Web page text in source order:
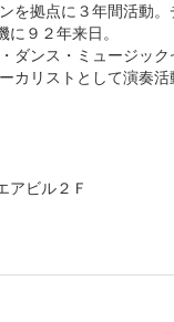
を拠点に３年間活動
９２年来日。
ダンス・ミュージッ
カリストとして演奏活
ビル２Ｆ